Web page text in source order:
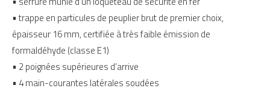
• trappe en particules de peuplier brut de premier choix,
épaisseur 16 mm, certifiée à très faible émission de
formaldéhyde (classe E1)
• 2 poignées supérieures d’arrive
• 4 main-courantes latérales soudées